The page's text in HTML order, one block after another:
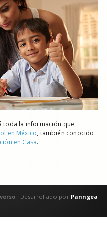
toda la información que
en México, también conocido
en Casa.
Desarrollado porPanngea